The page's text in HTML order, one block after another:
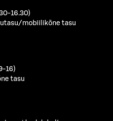
16.30)
mobiilikõne tasu
16)
tasu